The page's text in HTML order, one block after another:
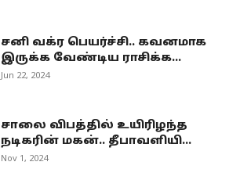
சனி வக்ர பெயர்ச்சி.. கவனமாக
இருக்க வேண்டிய ராசிக்க...
Jun 22, 2024
சாலை விபத்தில் உயிரிழந்த
நடிகரின் மகன்.. தீபாவளியி...
Nov 1, 2024